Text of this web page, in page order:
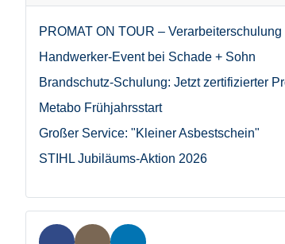
PROMAT ON TOUR –
Handwerker-Event bei Schade + Sohn
Brandschutz-Schulung: Jetzt zertifizierter
Metabo Frühjahrsstart
Großer Service: "Kleiner Asbestschein"
STIHL Jubiläums-Aktion 2026